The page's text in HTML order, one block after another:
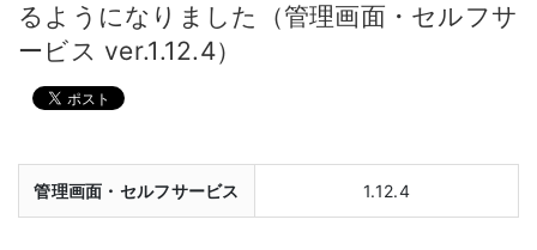
るようになりました（管理画面・セルフサ
ービス ver.1.12.4）
管理画面・セルフサービス 1.12.4